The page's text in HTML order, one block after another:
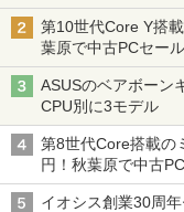
型モニターが9,801
第10世代Core Y搭
葉原で中古PCセール
ASUSのベアボーン
CPU別に3モデル
第8世代Core搭載の
円！秋葉原で中古
イオシス創業30周